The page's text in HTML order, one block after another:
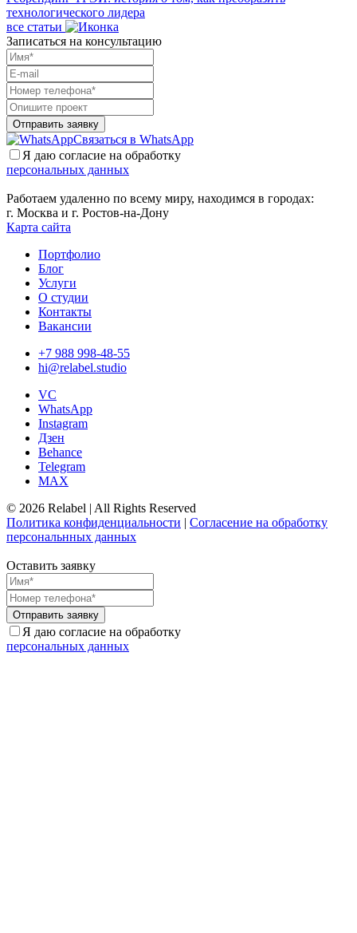
технологического лидера
все статьи
Записаться на консультацию
Отправить заявку
Связаться в WhatsApp
Я даю согласие на обработку
персональных данных
Работаем удаленно по всему миру, находимся в городах:
г. Москва и г. Ростов-на-Дону
Карта сайта
Портфолио
Блог
Услуги
О студии
Контакты
Вакансии
+7 988 998-48-55
hi@relabel.studio
VC
WhatsApp
Instagram
Дзен
Behance
Telegram
MAX
© 2026 Relabel | All Rights Reserved
Политика конфиденциальности | Согласение на обработку
персональнных данных
Оставить заявку
Отправить заявку
Я даю согласие на обработку
персональных данных